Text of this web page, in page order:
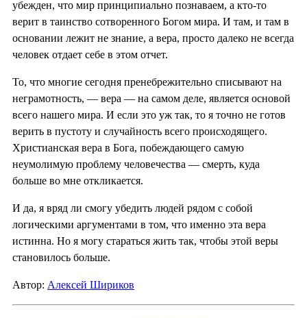
убежден, что мир принципиально познаваем, а кто-то
верит в таинство сотворенного Богом мира. И там, и там в
основании лежит не знание, а вера, просто далеко не всегда
человек отдает себе в этом отчет.
То, что многие сегодня пренебрежительно списывают на
неграмотность, — вера — на самом деле, является основой
всего нашего мира. И если это уж так, то я точно не готов
верить в пустоту и случайность всего происходящего.
Христианская вера в Бога, побеждающего самую
неумолимую проблему человечества — смерть, куда
больше во мне откликается.
И да, я вряд ли смогу убедить людей рядом с собой
логическими аргументами в том, что именно эта вера
истинна. Но я могу стараться жить так, чтобы этой веры
становилось больше.
Автор: Алексей Шириков